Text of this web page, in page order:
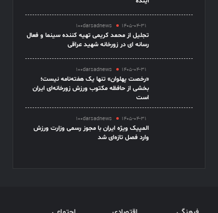
100darsadnews 1405-04-31
تجلیل از محمد کریمی تهیه کننده سینما و فعال
رسانه ای در زورخانه شهید عراقی
100darsadnews 1405-04-31
«رخصت پهلوان» تنها یک هفته‌نامه نیست؛
بخشی از حافظه مکتوب ورزش زورخانه‌ای ایران
است
100darsadnews 1405-04-31
المپیک ویژه ایران با مجوز رسمی وزارت ورزش
وارد فصل تازه‌ای شد